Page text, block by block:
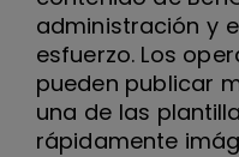
administración y
esfuerzo. Los
pueden publicar
una de las
rápidamente